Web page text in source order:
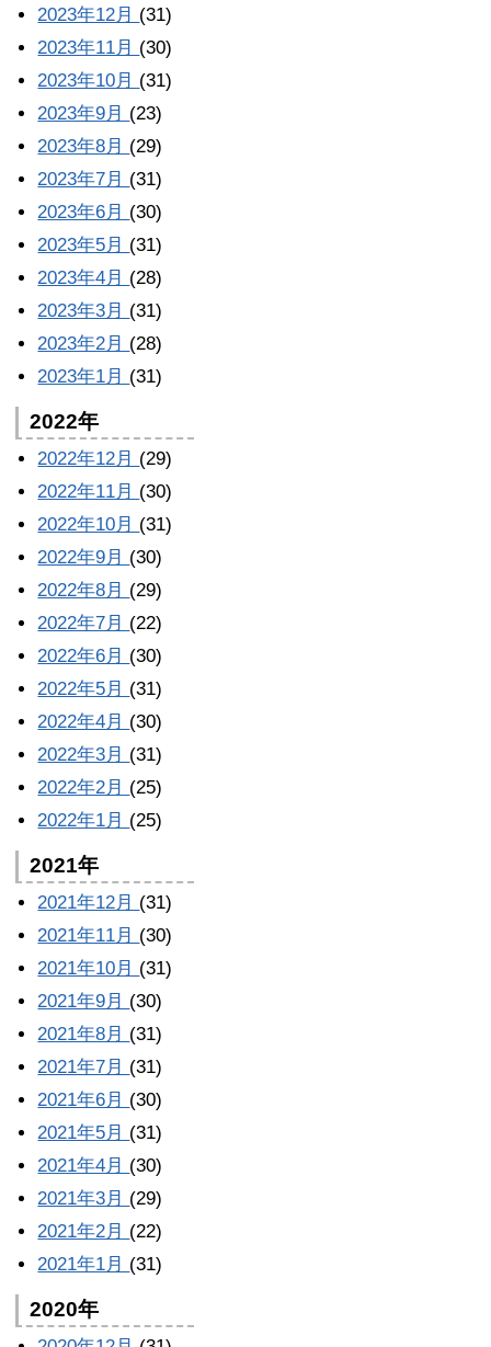
2023年12月 (31)
2023年11月 (30)
2023年10月 (31)
2023年9月 (23)
2023年8月 (29)
2023年7月 (31)
2023年6月 (30)
2023年5月 (31)
2023年4月 (28)
2023年3月 (31)
2023年2月 (28)
2023年1月 (31)
2022年
2022年12月 (29)
2022年11月 (30)
2022年10月 (31)
2022年9月 (30)
2022年8月 (29)
2022年7月 (22)
2022年6月 (30)
2022年5月 (31)
2022年4月 (30)
2022年3月 (31)
2022年2月 (25)
2022年1月 (25)
2021年
2021年12月 (31)
2021年11月 (30)
2021年10月 (31)
2021年9月 (30)
2021年8月 (31)
2021年7月 (31)
2021年6月 (30)
2021年5月 (31)
2021年4月 (30)
2021年3月 (29)
2021年2月 (22)
2021年1月 (31)
2020年